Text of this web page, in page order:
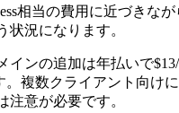
相当の費用に近づきな
状況になります。
インの追加は年払いで
。複数クライアント向け
注意が必要です。